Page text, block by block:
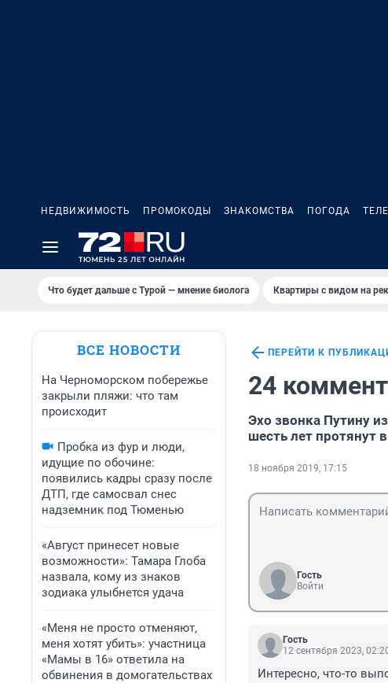
НЕДВИЖИМОСТЬ ПРОМОКОДЫ ЗНАКОМСТВА ПОГОДА
Что будет дальше с Турой — мнение биолога Квартиры с видом на
ВСЕ НОВОСТИ
На Черноморском побережье
закрыли пляжи: что там
происходит
Пробка из фур и люди,
идущие по обочине:
появились кадры сразу после
ДТП, где самосвал снес
надземник под Тюменью
«Август принесет новые
возможности»: Тамара Глоба
назвала, кому из знаков
зодиака улыбнется удача
«Меня не просто отменяют,
меня хотят убить»: участница
«Мамы в 16» ответила на
обвинения в домогательствах
ПЕРЕЙТИ К
24
Эхо звонка Путину
шесть лет протянут
18 ноября 2019, 17:15
Гость
Войти
Гость
12 сентября 2023,
Интересно, что-то